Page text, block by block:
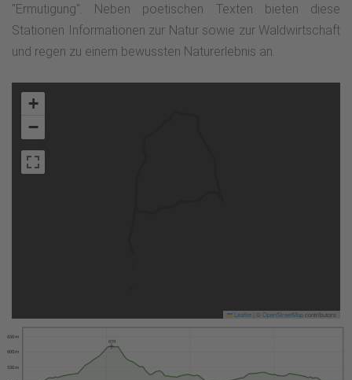
"Ermutigung". Neben poetischen Texten bieten diese
Stationen Informationen zur Natur sowie zur Waldwirtschaft
und regen zu einem bewussten Naturerlebnis an.
+
−
Leaflet OpenStreetMapcontributors
550 m
600 m
650 m
619